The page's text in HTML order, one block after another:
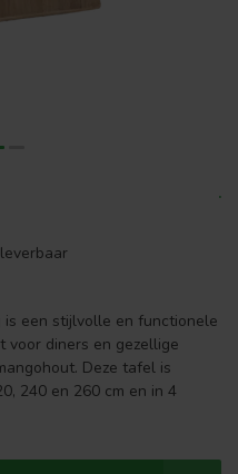
.
een stijlvolle en functionele
voor diners en gezellige
Deze tafel is
240 en 260 cm en in 4